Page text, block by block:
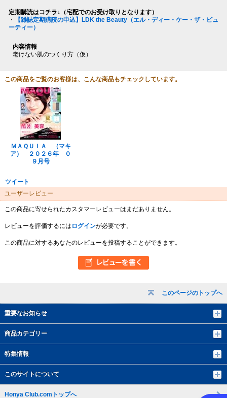
このページのトップへ
重要なお知らせ
商品カテゴリー
特集情報
このサイトについて
定期購読はコチラ↓（宅配でのお受け取りとなります）
・
【雑誌定期購読の申込】LDK the Beauty（エル・ディー・ケー・ザ・ビュ
ーティー）
内容情報
老けない肌のつくり方（仮）
この商品をご覧のお客様は、こんな商品もチェックしています。
ＭＡＱＵＩＡ （マキ
ア） ２０２６年 ０
９月号
ツイート
ユーザーレビュー
この商品に寄せられたカスタマーレビューはまだありません。
レビューを評価するには ログインが必要です。
この商品に対するあなたのレビューを投稿することができます。
Honya Club.comトップへ